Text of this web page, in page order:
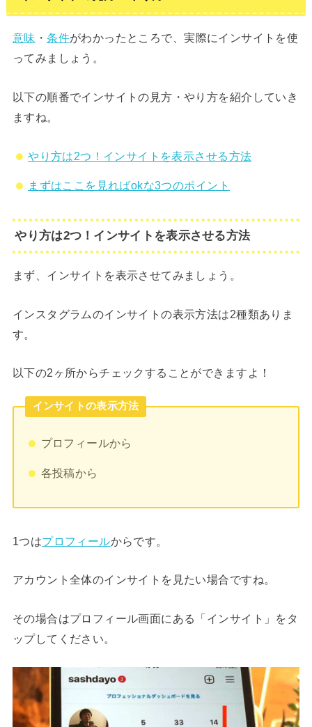
意味 ・条件がわかったところで、実際にインサイトを使
ってみましょう。
以下の順番でインサイトの見方・やり方を紹介していき
ますね。
やり方は2つ！インサイトを表示させる方法
まずはここを見ればokな3つのポイント
やり方は2つ！インサイトを表示させる方法
まず、インサイトを表示させてみましょう。
インスタグラムのインサイトの表示方法は2種類ありま
す。
以下の2ヶ所からチェックすることができますよ！
インサイトの表示方法
プロフィールから
各投稿から
1つはプロフィールからです。
アカウント全体のインサイトを見たい場合ですね。
その場合はプロフィール画面にある「インサイト」をタ
ップしてください。